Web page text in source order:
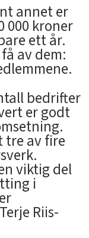
annet er
000 kroner
ett år.
av dem:
bedrifter
er godt
tre av fire
viktig del
i
Riis-